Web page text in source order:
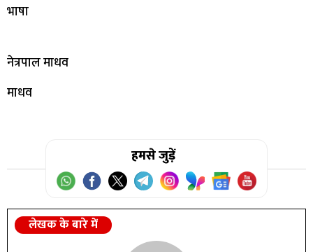
भाषा
नेत्रपाल माधव
माधव
हमसे जुड़ें
लेखक के बारे में